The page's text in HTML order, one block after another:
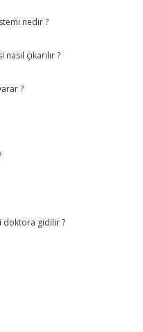
nedir ?
çıkarılır ?
?
doktora gidilir ?